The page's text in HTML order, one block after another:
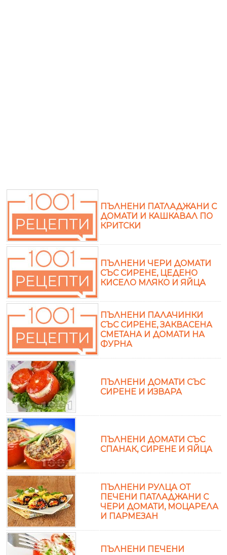
ПЪЛНЕНИ ПАТЛАДЖАНИ С
ДОМАТИ И КАШКАВАЛ ПО
КРИТСКИ
ПЪЛНЕНИ ЧЕРИ ДОМАТИ
СЪС СИРЕНЕ, ЦЕДЕНО
КИСЕЛО МЛЯКО И ЯЙЦА
ПЪЛНЕНИ ПАЛАЧИНКИ
СЪС СИРЕНЕ, ЗАКВАСЕНА
СМЕТАНА И ДОМАТИ НА
ФУРНА
ПЪЛНЕНИ ДОМАТИ СЪС
СИРЕНЕ И ИЗВАРА
ПЪЛНЕНИ ДОМАТИ СЪС
СПАНАК, СИРЕНЕ И ЯЙЦА
ПЪЛНЕНИ РУЛЦА ОТ
ПЕЧЕНИ ПАТЛАДЖАНИ С
ЧЕРИ ДОМАТИ, МОЦАРЕЛА
И ПАРМЕЗАН
ПЪЛНЕНИ ПЕЧЕНИ